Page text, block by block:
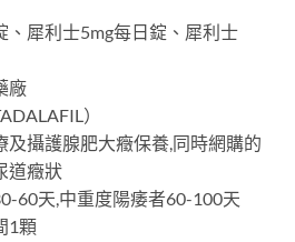
、犀利士5mg每日錠、犀利士
廠
）
及攝護腺肥大癥保養,同時網購的
道癥狀
60天,中重度陽痿者60-100天
1顆